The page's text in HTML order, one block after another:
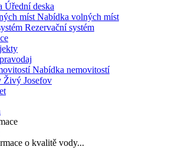
Úřední deska
Nabídka volných míst
Rezervační systém
Nabídka nemovitostí
Živý Josefov
o kvalitě vody...